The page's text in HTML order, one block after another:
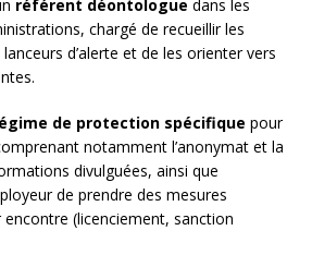
référent déontologue dans les
chargé de recueillir les
d’alerte et de les orienter vers
de protection spécifique pour
notamment l’anonymat et la
divulguées, ainsi que
de prendre des mesures
(licenciement, sanction